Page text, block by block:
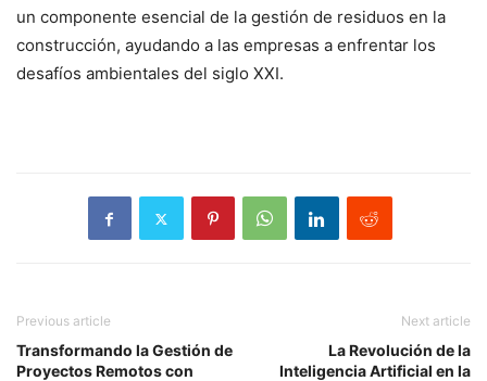
un componente esencial de la gestión de residuos en la
construcción, ayudando a las empresas a enfrentar los
desafíos ambientales del siglo XXI.
Previous article
Transformando la Gestión de
Proyectos Remotos con
Next article
La Revolución de la
Inteligencia Artificial en la